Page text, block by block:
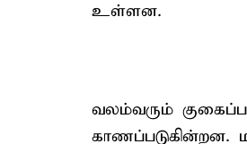
உள்ளன.
வலம்வரும்
காணப்படுகின்றன.